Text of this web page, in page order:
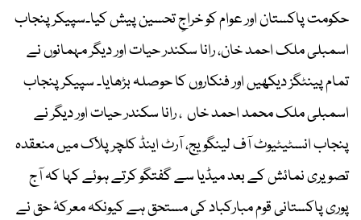
حکومت پاکستان اور عوام کو خراجِ تحسین پیش کیا۔سپیکر پنجاب
اسمبلی ملک احمد خان، رانا سکندر حیات اور دیگر مہمانوں نے
تمام پینٹگز دیکھیں اور فنکاروں کا حوصلہ بڑھایا۔ سپیکر پنجاب
اسمبلی ملک محمد احمد خاں ، رانا سکندر حیات اور دیگر نے
پنجاب انسٹیٹیوٹ آف لینگویج، آرٹ اینڈ کلچرپلاک میں منعقدہ
تصویری نمائش کے بعد میڈیا سے گفتگو کرتے ہوئے کہا کہ آج
پوری پاکستانی قوم مبارکباد کی مستحق ہے کیونکہ معرکۂ حق نے